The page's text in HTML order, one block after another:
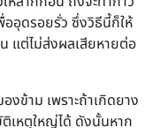
ออุดรอยรั่ว ซึ่งวิธีนี้ก็ให้
แต่ไม่ส่งผลเสียหายต่อ
ข้าม เพราะถ้าเกิดยาง
เหตุใหญ่ได้ ดังนั้นหาก